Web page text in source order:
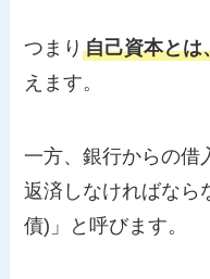
つまり自己資本とは
えます。
一方、銀行からの借
返済しなければなら
債)」と呼びます。